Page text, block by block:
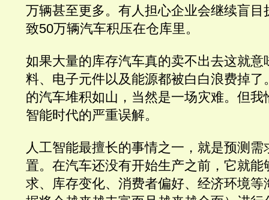
万辆甚至更多。有人担心企业会继续盲目
致50万辆汽车积压在仓库里。
如果大量的库存汽车真的卖不出去这就意
料、电子元件以及能源都被白白浪费掉了
的汽车堆积如山，当然是一场灾难。但我
智能时代的严重误解。
人工智能最擅长的事情之一，就是预测需
置。在汽车还没有开始生产之前，它就能
求、库存变化、消费者偏好、经济环境等